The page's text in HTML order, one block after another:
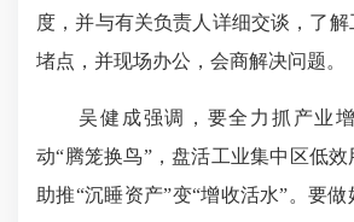
度，并与有关负责人详细交谈，了
堵点，并现场办公，会商解决问题。
吴健成强调，要全力抓产业增
动“腾笼换鸟”，盘活工业集中区低效
助推“沉睡资产”变“增收活水”。要